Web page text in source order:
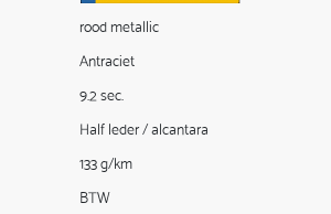
rood metallic
Antraciet
9.2 sec.
Half leder / alcantara
133 g/km
BTW